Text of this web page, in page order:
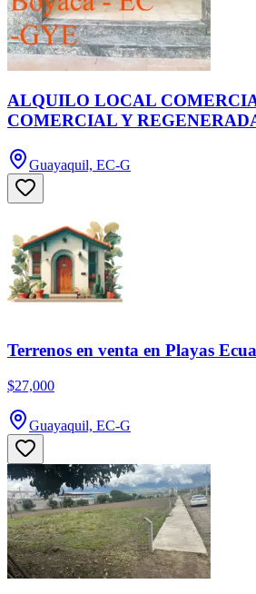
ALQUILO LOCAL
COMERCIAL Y
Guayaquil, EC-G
Terrenos en venta en Playas
$27,000
Guayaquil, EC-G